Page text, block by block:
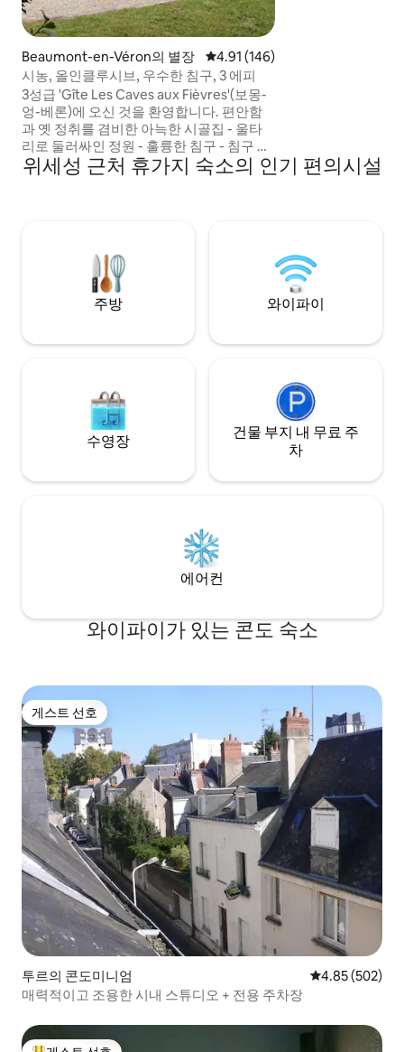
Beaumont-en-Véron의 별장 평점 4.91점(5점 만점), 후기 146
4.91 (146)
시농, 올인클루시브, 우수한 침구, 3 에피
3성급 'Gîte Les Caves aux Fièvres'(보몽-
엉-베론)에 오신 것을 환영합니다. 편안함
과 옛 정취를 겸비한 아늑한 시골집 - 울타
리로 둘러싸인 정원 - 훌륭한 침구 - 침구 포
함 - 모든 편의시설 - 충전소 로얄 캐슬, 와인
루트, 동굴, 자전거를 타고 즐기는 루아르 등
리가 1km 거리에 있습니다.
위세성 근처 휴가지 숙소의 인기 편의시설
주방 와이파이
수영장
건물 부지 내 무료 주
차
에어컨
와이파이가 있는 콘도 숙소
게스트 선호
게스트 선호
투르의 콘도미니엄 평점 4.85점(5
4.85 (502)
매력적이고 조용한 시내 스튜디오 + 전용 주차장